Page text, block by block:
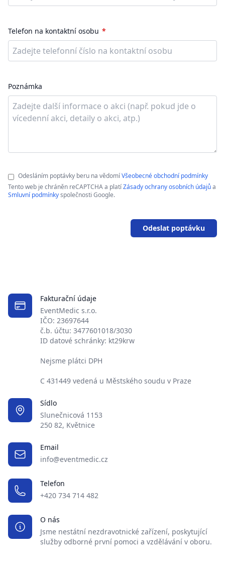
Fakturační údaje
EventMedic s.r.o.
IČO: 23697644
č.b. účtu: 3477601018/3030
ID datové schránky: kt29krw
Nejsme plátci DPH
C 431449 vedená u Městského soudu v Praze
Sídlo
Slunečnicová 1153
250 82, Květnice
Email
info@eventmedic.cz
Telefon
+420 734 714 482
O nás
Jsme nestátní nezdravotnické zařízení, poskytující
služby odborné první pomoci a vzdělávání v oboru.
Telefon na kontaktní osobu
Poznámka
Odesláním poptávky beru na vědomíVšeobecné obchodní podmínky
Tento web je chráněn reCAPTCHA a platíZásady ochrany osobních údajůa
Smluvní podmínkyspolečnosti Google.
Odeslat poptávku